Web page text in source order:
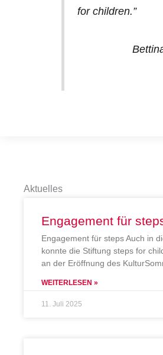
for children.”
Aktuelles
Engagement für
Engagement für steps Auch in
konnte die Stiftung steps for
an der Eröffnung des
WEITERLESEN »
11. Juli 2025